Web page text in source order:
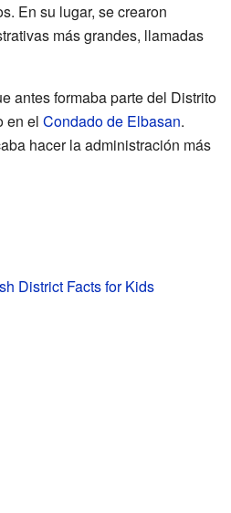
En su lugar, se crearon
más grandes, llamadas
antes formaba parte del Distrito
en el Condado de Elbasan.
hacer la administración más
District Facts for Kids